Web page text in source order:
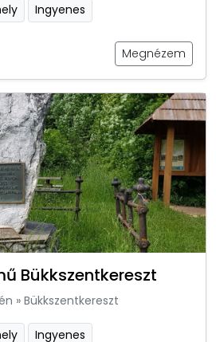
Ingyenes
Megnézem
Bükkszentkereszt
» Bükkszentkereszt
Ingyenes